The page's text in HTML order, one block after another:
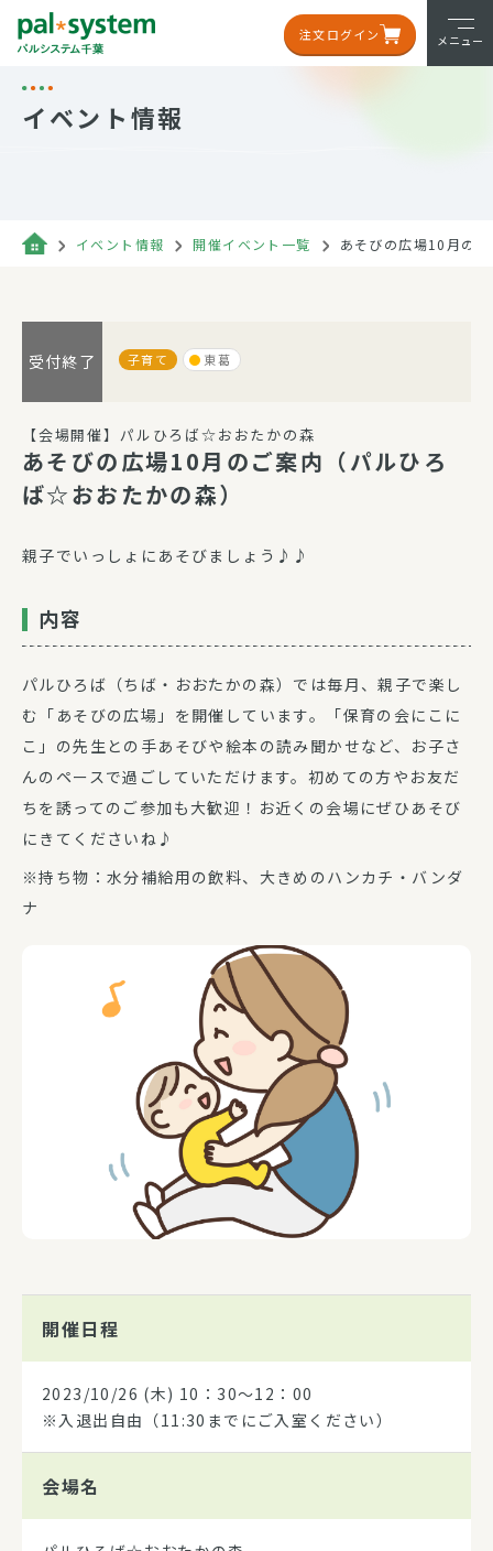
注文ログイン メニュー
イベント情報
イベント情報 開催イベント一覧 あそびの広場10月の
受付終了 子育て 東葛
【会場開催】パルひろば☆おおたかの森
あそびの広場10月のご案内（パルひろ
ば☆おおたかの森）
親子でいっしょにあそびましょう♪♪
内容
パルひろば（ちば・おおたかの森）では毎月、親子で楽し
む「あそびの広場」を開催しています。「保育の会にこに
こ」の先生との手あそびや絵本の読み聞かせなど、お子さ
んのペースで過ごしていただけます。初めての方やお友だ
ちを誘ってのご参加も大歓迎！お近くの会場にぜひあそび
にきてくださいね♪
※持ち物：水分補給用の飲料、大きめのハンカチ・バンダ
ナ
開催日程
2023/10/26 (木) 10：30～12：00
※入退出自由（11:30までにご入室ください）
会場名